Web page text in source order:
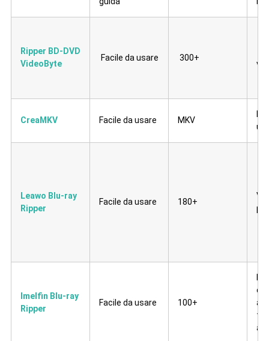
Ripper BD-DVD
VideoByte
Facile da usare 300+
CreaMKV Facile da usare MKV
Leawo Blu-ray
Ripper
Facile da usare 180+
Imelfin Blu-ray
Ripper
Facile da usare 100+